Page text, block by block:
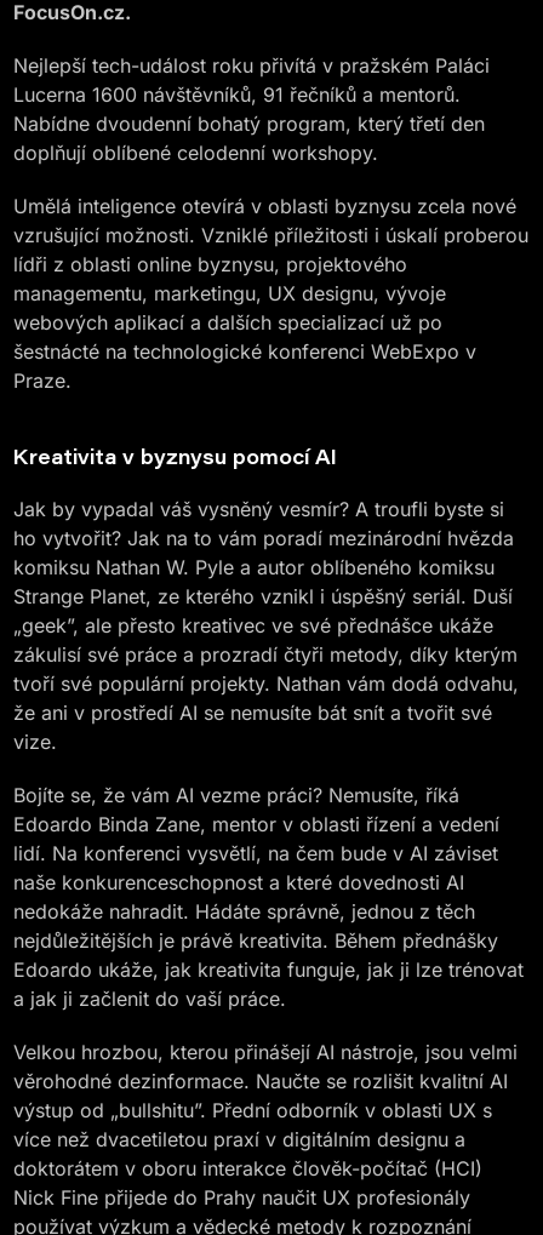
FocusOn.cz.
Nejlepší tech-událost roku přivítá v pražském Paláci
Lucerna 1600 návštěvníků, 91 řečníků a mentorů.
Nabídne dvoudenní bohatý program, který třetí den
doplňují oblíbené celodenní workshopy.
Umělá inteligence otevírá v oblasti byznysu zcela nové
vzrušující možnosti. Vzniklé příležitosti i úskalí proberou
lídři z oblasti online byznysu, projektového
managementu, marketingu, UX designu, vývoje
webových aplikací a dalších specializací už po
šestnácté na technologické konferenci WebExpo v
Praze.
Kreativita v byznysu pomocí AI
Jak by vypadal váš vysněný vesmír? A troufli byste si
ho vytvořit? Jak na to vám poradí mezinárodní hvězda
komiksu Nathan W. Pyle a autor oblíbeného komiksu
Strange Planet, ze kterého vznikl i úspěšný seriál. Duší
„geek”, ale přesto kreativec ve své přednášce ukáže
zákulisí své práce a prozradí čtyři metody, díky kterým
tvoří své populární projekty. Nathan vám dodá odvahu,
že ani v prostředí AI se nemusíte bát snít a tvořit své
vize.
Bojíte se, že vám AI vezme práci? Nemusíte, říká
Edoardo Binda Zane, mentor v oblasti řízení a vedení
lidí. Na konferenci vysvětlí, na čem bude v AI záviset
naše konkurenceschopnost a které dovednosti AI
nedokáže nahradit. Hádáte správně, jednou z těch
nejdůležitějších je právě kreativita. Během přednášky
Edoardo ukáže, jak kreativita funguje, jak ji lze trénovat
a jak ji začlenit do vaší práce.
Velkou hrozbou, kterou přinášejí AI nástroje, jsou velmi
věrohodné dezinformace. Naučte se rozlišit kvalitní AI
výstup od „bullshitu”. Přední odborník v oblasti UX s
více než dvacetiletou praxí v digitálním designu a
doktorátem v oboru interakce člověk-počítač (HCI)
Nick Fine přijede do Prahy naučit UX profesionály
používat výzkum a vědecké metody k rozpoznání